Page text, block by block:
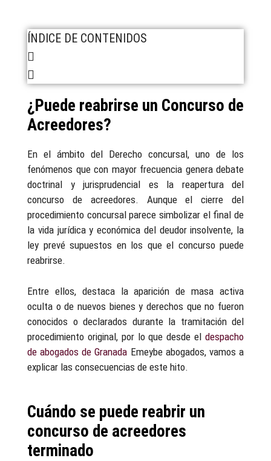
ÍNDICE DE CONTENIDOS
¿Puede reabrirse un Concurso de
Acreedores?
En el ámbito del Derecho concursal, uno de los
fenómenos que con mayor frecuencia genera debate
doctrinal y jurisprudencial es la reapertura del
concurso de acreedores. Aunque el cierre del
procedimiento concursal parece simbolizar el final de
la vida jurídica y económica del deudor insolvente, la
ley prevé supuestos en los que el concurso puede
reabrirse.
Entre ellos, destaca la aparición de masa activa
oculta o de nuevos bienes y derechos que no fueron
conocidos o declarados durante la tramitación del
procedimiento original, por lo que desde el despacho
de abogados de Granada Emeybe abogados, vamos a
explicar las consecuencias de este hito.
Cuándo se puede reabrir un
concurso de acreedores
terminado